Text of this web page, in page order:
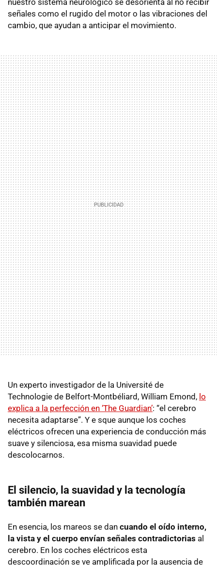
nuestro sistema neurológico se desorienta al no recibir
señales como el rugido del motor o las vibraciones del
cambio, que ayudan a anticipar el movimiento.
Un experto investigador de la Université de
Technologie de Belfort-Montbéliard, William Emond, lo
explica a la perfección en ‘The Guardian’: “el cerebro
necesita adaptarse”. Y e sque aunque los coches
eléctricos ofrecen una experiencia de conducción más
suave y silenciosa, esa misma suavidad puede
descolocarnos.
El silencio, la suavidad y la tecnología
también marean
En esencia, los mareos se dan cuando el oído interno,
la vista y el cuerpo envían señales contradictorias al
cerebro. En los coches eléctricos esta
descoordinación se ve amplificada por la ausencia de